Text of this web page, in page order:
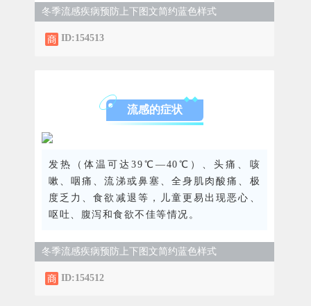
冬季流感疾病预防上下图文简约蓝色样式
ID:154513
流感的症状
发热（体温可达39℃—40℃）、头痛、咳
嗽、咽痛、流涕或鼻塞、全身肌肉酸痛、极
度乏力、食欲减退等，儿童更易出现恶心、
呕吐、腹泻和食欲不佳等情况。
冬季流感疾病预防上下图文简约蓝色样式
ID:154512